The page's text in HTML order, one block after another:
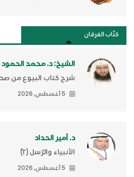
كتَّاب الفرقان
الشيخ: د. محمد الحمود
شرح كتاب البيوع من
5 أغسطس, 2026
د. أمير الحداد
الأنبياء والرّسل (٢)ّ
5 أغسطس, 2026